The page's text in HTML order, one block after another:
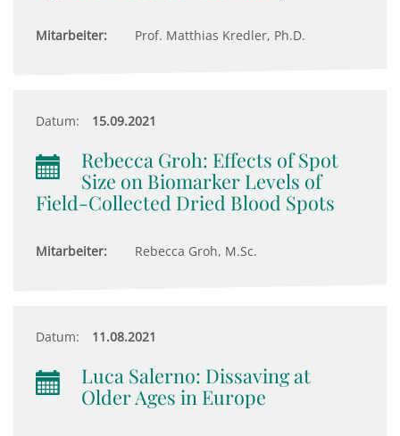
Mitarbeiter: Prof. Matthias Kredler, Ph.D.
Datum: 15.09.2021
Rebecca Groh: Effects of Spot
Size on Biomarker Levels of
Field-Collected Dried Blood Spots
Mitarbeiter: Rebecca Groh, M.Sc.
Datum: 11.08.2021
Luca Salerno: Dissaving at
Older Ages in Europe